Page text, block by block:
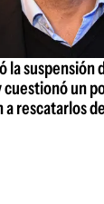
la suspensión
cuestionó un
a rescatarlos